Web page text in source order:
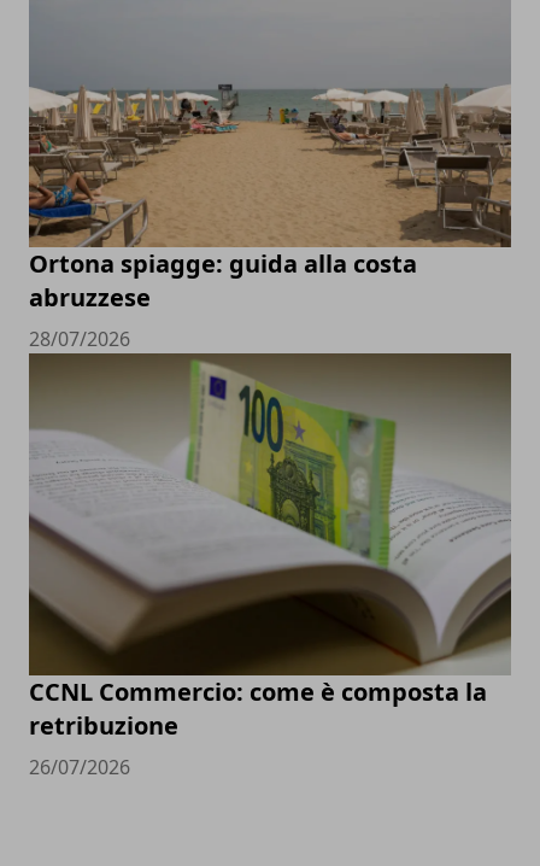
Ortona spiagge: guida alla costa
abruzzese
28/07/2026
CCNL Commercio: come è composta la
retribuzione
26/07/2026